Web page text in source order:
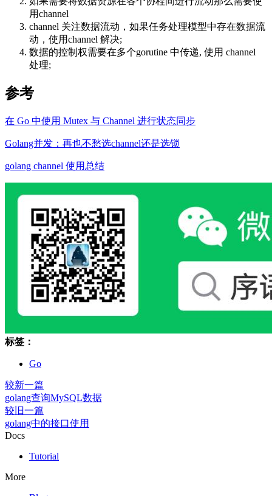
用channel
channel 关注数据流动，如果任务处理模型中存在数据流
动，使用channel 解决;
数据的控制权需要在多个gorutine 中传递, 使用 channel
处理;
参考
在 Go 中使用 Mutex 与 Channel 进行状态同步
Golang并发：再也不愁选channel还是选锁
golang channel 使用总结
标签：
Go
较新一篇
golang查询MySQL数据
较旧一篇
golang中的接口使用
Docs
Tutorial
More